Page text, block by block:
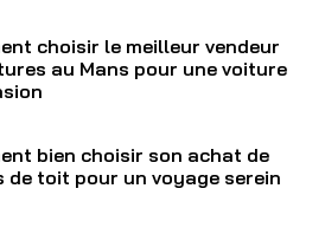
choisir le meilleur vendeur
au Mans pour une voiture
bien choisir son achat de
de toit pour un voyage serein